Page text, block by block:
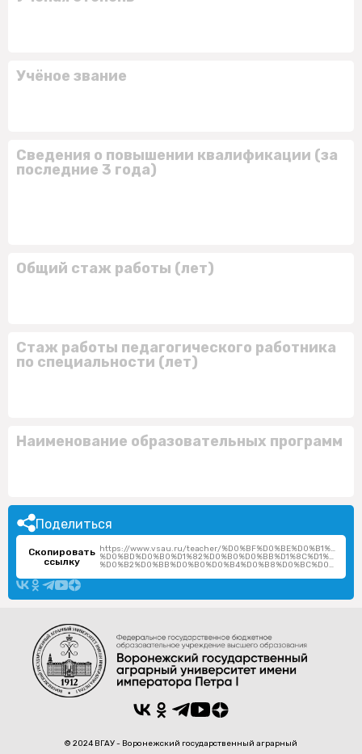
Учёное звание
Сведения о повышении квалификации (за
последние 3 года)
Общий стаж работы (лет)
Стаж работы педагогического работника
по специальности (лет)
Наименование образовательных программ
Поделиться
Скопировать
ссылку
https://www.vsau.ru/teacher/
%D0%BD%D0%B0%D1%82%D0%B0%D0%BB%D1%8C%D1%8F-
%D0%B2%D0%BB%D0%B0%D0%B4%D0%B8%D0%BC%D0%B8%D1%80%D0%BE%D0%B2%D0%BD%D0%B0/
© 2024 ВГАУ - Воронежский государственный аграрный